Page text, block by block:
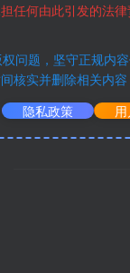
任何由此引发的法
问题，坚守正规内
核实并删除相关内
隐私政策